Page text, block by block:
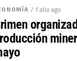
/ 1 año ago